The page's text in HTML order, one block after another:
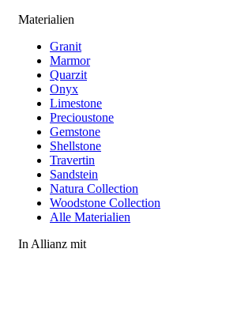
Materialien
Granit
Marmor
Quarzit
Onyx
Limestone
Precioustone
Gemstone
Shellstone
Travertin
Sandstein
Natura Collection
Woodstone Collection
Alle Materialien
In Allianz mit